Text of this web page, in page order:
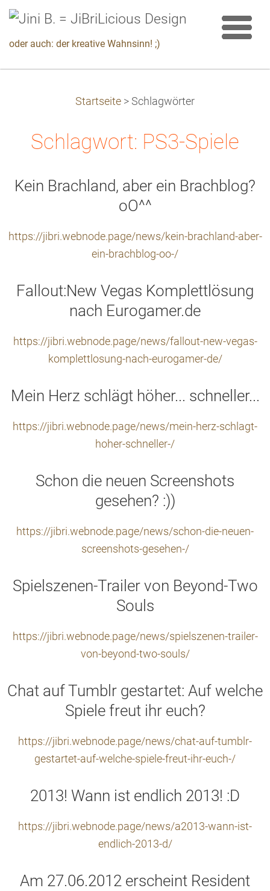
oder auch: der kreative Wahnsinn! ;)
Startseite > Schlagwörter
Schlagwort: PS3-Spiele
Kein Brachland, aber ein Brachblog?
oO^^
https://jibri.webnode.page/news/kein-brachland-aber-
ein-brachblog-oo-/
Fallout:New Vegas Komplettlösung
nach Eurogamer.de
https://jibri.webnode.page/news/fallout-new-vegas-
komplettlosung-nach-eurogamer-de/
Mein Herz schlägt höher... schneller...
https://jibri.webnode.page/news/mein-herz-schlagt-
hoher-schneller-/
Schon die neuen Screenshots
gesehen? :))
https://jibri.webnode.page/news/schon-die-neuen-
screenshots-gesehen-/
Spielszenen-Trailer von Beyond-Two
Souls
https://jibri.webnode.page/news/spielszenen-trailer-
von-beyond-two-souls/
Chat auf Tumblr gestartet: Auf welche
Spiele freut ihr euch?
https://jibri.webnode.page/news/chat-auf-tumblr-
gestartet-auf-welche-spiele-freut-ihr-euch-/
2013! Wann ist endlich 2013! :D
https://jibri.webnode.page/news/a2013-wann-ist-
endlich-2013-d/
Am 27.06.2012 erscheint Resident